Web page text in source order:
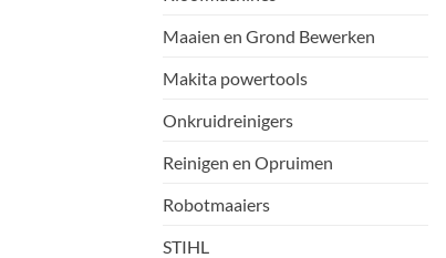
Maaien en Grond Bewerken
Makita powertools
Onkruidreinigers
Reinigen en Opruimen
Robotmaaiers
STIHL